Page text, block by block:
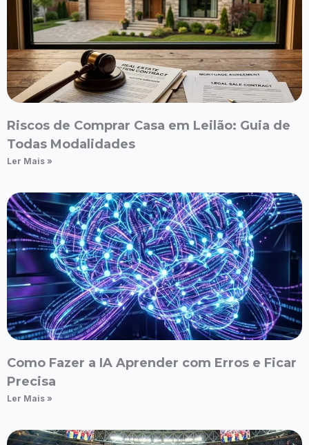
Riscos de Comprar Casa em Leilão: Guia de
Todas Modalidades
Ler Mais »
Como Fazer a IA Aprender com Erros e Ficar
Precisa
Ler Mais »